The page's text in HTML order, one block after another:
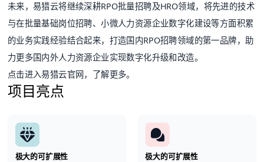
未来，易猎云将继续深耕RPO批量招聘及HRO领域，将先进的技术
与在批量基础岗位招聘、小微人力资源企业数字化建设等方面积累
的业务实践经验结合起来，打造国内RPO招聘领域的第一品牌，助
力更多国内外人力资源企业实现数字化升级和改造。
点击进入易猎云官网，了解更多。
项目亮点
极大的可扩展性
极大的可扩展性